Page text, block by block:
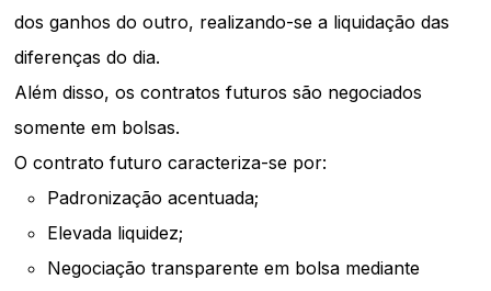
dos ganhos do outro, realizando-se a liquidação das
diferenças do dia.
Além disso, os contratos futuros são negociados
somente em bolsas.
O contrato futuro caracteriza-se por:
Padronização acentuada;
Elevada liquidez;
Negociação transparente em bolsa mediante